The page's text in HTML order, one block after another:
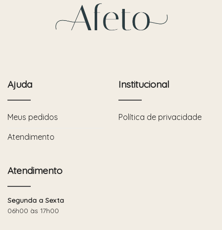
Ajuda
Meus pedidos
Atendimento
Institucional
Política de privacidade
Atendimento
Segunda a Sexta
06h00 às 17h00